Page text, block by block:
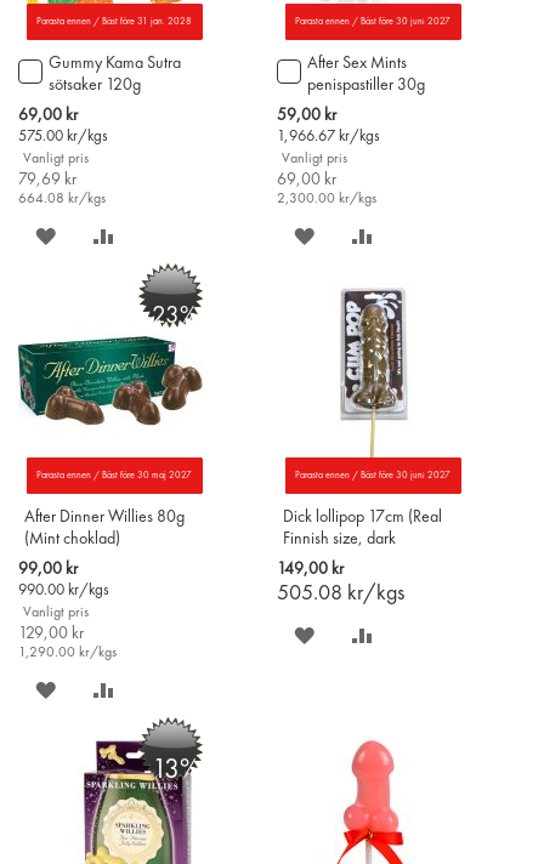
Parasta ennen / Bäst före 31 jan. 2028
Gummy Kama Sutra
sötsaker 120g
Special
Price
69,00 kr
575.00 kr/kgs
Vanligt pris
79,69 kr
664.08 kr/kgs
Lägg
till
i
varukorgen
SPARA
ÖNSKELISTAN
JÄMFÖR
Parasta ennen / Bäst före 30 juni 2027
After Sex Mints
penispastiller 30g
Special
Price
59,00 kr
1,966.67 kr/kgs
Vanligt pris
69,00 kr
2,300.00 kr/kgs
Lägg
till
i
varukorgen
SPARA
ÖNSKELISTAN
JÄMFÖR
-23%
Parasta ennen / Bäst före 30 maj 2027
After Dinner Willies 80g
(Mint choklad)
Special
Price
99,00 kr
990.00 kr/kgs
Vanligt pris
129,00 kr
1,290.00 kr/kgs
SPARA
ÖNSKELISTAN
JÄMFÖR
Parasta ennen / Bäst före 30 juni 2027
Dick lollipop 17cm (Real
Finnish size, dark
chocolate)
149,00 kr
505.08 kr/kgs
SPARA
-13%